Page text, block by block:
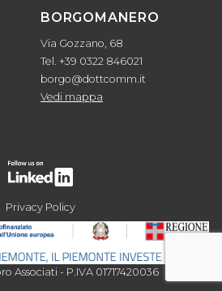
BORGOMANERO
Via Gozzano, 68
Tel. +39 0322 846021
borgo@dottcomm.it
Vedi mappa
Associati - P.IVA 01717420036
Privacy Policy